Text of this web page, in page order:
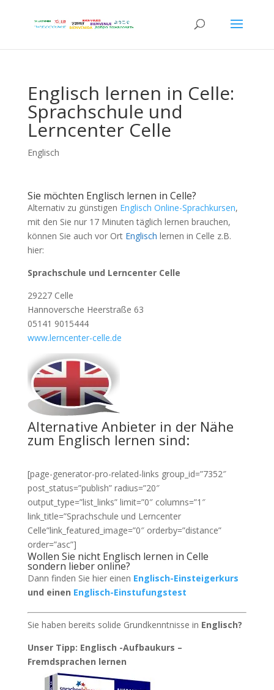
Englisch lernen in Celle:
Sprachschule und
Lerncenter Celle
Englisch
Sie möchten Englisch lernen in Celle?
Alternativ zu günstigen Englisch Online-Sprachkursen,
mit den Sie nur 17 Minuten täglich lernen brauchen,
können Sie auch vor Ort Englisch lernen in Celle z.B.
hier:
Sprachschule und Lerncenter Celle
29227 Celle
Hannoversche Heerstraße 63
05141 9015444
www.lerncenter-celle.de
Alternative Anbieter in der Nähe
zum Englisch lernen sind:
[page-generator-pro-related-links group_id=”7352″
post_status=”publish” radius=”20″
output_type=”list_links” limit=”0″ columns=”1″
link_title=”Sprachschule und Lerncenter
Celle”link_featured_image=”0″ orderby=”distance”
order=”asc”]
Wollen Sie nicht Englisch lernen in Celle
sondern lieber online?
Dann finden Sie hier einen Englisch-Einsteigerkurs
und einen Englisch-Einstufungstest
Sie haben bereits solide Grundkenntnisse in Englisch?
Unser Tipp: Englisch -Aufbaukurs –
Fremdsprachen lernen